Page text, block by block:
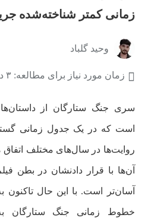
زمانی کمتر شناخته‌شده
وحید گلباد
زمان مورد نیاز برای مطالعه: ۳ دقیقه
سری جنگ ستارگان از
است که در یک جدول زمانی
روایت‌ها در سال‌های مختلف اتفاق
آن‌ها با قرار دادنشان در بطن
آسان‌تر است. با این حال
خطوط زمانی جنگ ستارگان به